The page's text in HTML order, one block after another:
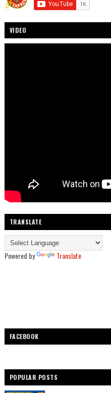
VIDEO
TRANSLATE
Powered by Translate
FACEBOOK
POPULAR POSTS